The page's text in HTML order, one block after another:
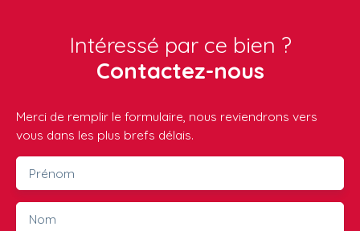
Intéressé par ce bien ?
Contactez-nous
Merci de remplir le formulaire, nous reviendrons vers
vous dans les plus brefs délais.
Prénom
Nom